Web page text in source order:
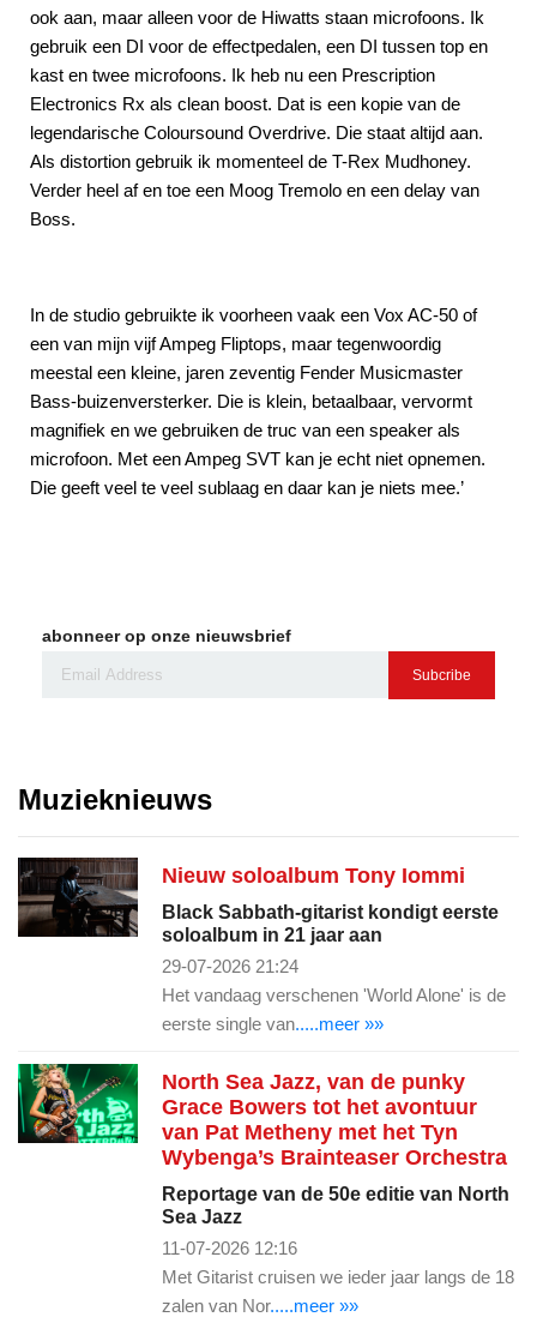
ook aan, maar alleen voor de Hiwatts staan microfoons. Ik
gebruik een DI voor de effectpedalen, een DI tussen top en
kast en twee microfoons. Ik heb nu een Prescription
Electronics Rx als clean boost. Dat is een kopie van de
legendarische Coloursound Overdrive. Die staat altijd aan.
Als distortion gebruik ik momenteel de T-Rex Mudhoney.
Verder heel af en toe een Moog Tremolo en een delay van
Boss.
In de studio gebruikte ik voorheen vaak een Vox AC-50 of
een van mijn vijf Ampeg Fliptops, maar tegenwoordig
meestal een kleine, jaren zeventig Fender Musicmaster
Bass-buizenversterker. Die is klein, betaalbaar, vervormt
magnifiek en we gebruiken de truc van een speaker als
microfoon. Met een Ampeg SVT kan je echt niet opnemen.
Die geeft veel te veel sublaag en daar kan je niets mee.’
abonneer op onze nieuwsbrief
Subcribe
Muzieknieuws
Nieuw soloalbum Tony Iommi
Black Sabbath-gitarist kondigt eerste
soloalbum in 21 jaar aan
29-07-2026 21:24
Het vandaag verschenen 'World Alone' is de
eerste single van.....meer »»
North Sea Jazz, van de punky
Grace Bowers tot het avontuur
van Pat Metheny met het Tyn
Wybenga’s Brainteaser Orchestra
Reportage van de 50e editie van North
Sea Jazz
11-07-2026 12:16
Met Gitarist cruisen we ieder jaar langs de 18
zalen van Nor.....meer »»